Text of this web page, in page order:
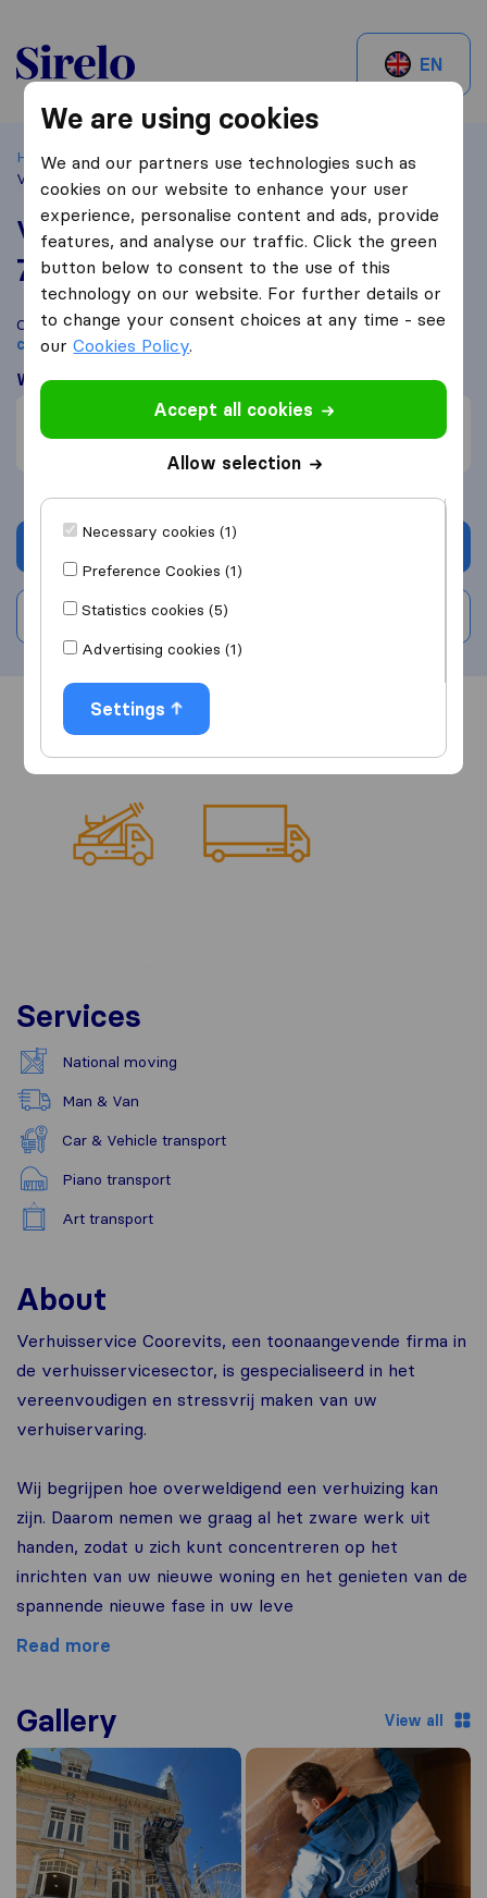
Sirelo.be
EN
Home Best Moving Companies in Belgium
Kortrijk
Verhuis- en liftservice Coorevits
Verhuis- en liftservice Coorevits
7,9 based on3
Sirelo and Google reviews
i
Compare Verhuis- en liftservice Coorevits with othermoving
companiesfrom Kortrijk
What customers are saying
Careful with furniture (2)
Write a review
Overview
Services
National moving
Man & Van
Car & Vehicle transport
Piano transport
Art transport
About
Verhuisservice Coorevits, een toonaangevende firma in
de verhuisservicesector, is gespecialiseerd in het
vereenvoudigen en stressvrij maken van uw
verhuiservaring.
Wij begrijpen hoe overweldigend een verhuizing kan
zijn. Daarom nemen we graag al het zware werk uit
handen, zodat u zich kunt concentreren op het
inrichten van uw nieuwe woning en het genieten van de
spannende nieuwe fase in uw leve
Read more
Gallery View all
We are using cookies
We and our partners use technologies such as
cookies on our website to enhance your user
experience, personalise content and ads, provide
features, and analyse our traffic. Click the green
button below to consent to the use of this
technology on our website. For further details or
to change your consent choices at any time - see
ourCookies Policy.
Accept all cookies
Allow selection
Necessary cookies (1)
Preference Cookies (1)
Statistics cookies (5)
Advertising cookies (1)
Settings